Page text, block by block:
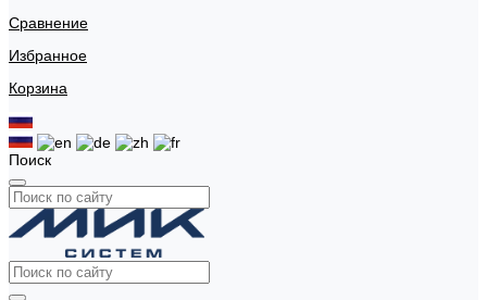
Сравнение
Избранное
Корзина
Поиск